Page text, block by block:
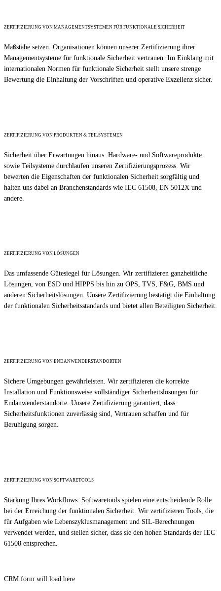
ZERTIFIZIERUNG VON MANAGEMENTSYSTEMEN FÜR FUNKTIONALE SICHERHEIT
Maßstäbe setzen. Organisationen können unserer Zertifizierung ihrer
Managementsysteme für funktionale Sicherheit vertrauen. Im Einklang mit
internationalen Normen für funktionale Sicherheit stellt unsere strenge
Bewertung die Einhaltung der Vorschriften und operative Exzellenz sicher.
ZERTIFIZIERUNG VON PRODUKTEN & TEILSYSTEMEN
Sicherheit über Erwartungen hinaus. Hardware- und Softwareprodukte
sowie Teilsysteme durchlaufen unseren Zertifizierungsprozess. Wir
bewerten die Eigenschaften der funktionalen Sicherheit sorgfältig und
halten uns dabei an Branchenstandards wie IEC 61508, EN 5012X und
andere.
ZERTIFIZIERUNG VON LÖSUNGEN
Das umfassende Gütesiegel für Lösungen. Wir zertifizieren ganzheitliche
Lösungen, von ESD und HIPPS bis hin zu OPS, TVS, F&G, BMS und
anderen Sicherheitslösungen. Unsere Zertifizierung bestätigt die Einhaltung
der funktionalen Sicherheitsstandards und bietet allen Beteiligten Sicherheit.
ZERTIFIZIERUNG VON ENDANWENDERSTANDORTEN
Sichere Umgebungen gewährleisten. Wir zertifizieren die korrekte
Installation und Funktionsweise vollständiger Sicherheitslösungen für
Endanwenderstandorte. Unsere Zertifizierung garantiert, dass
Sicherheitsfunktionen zuverlässig sind, Vertrauen schaffen und für
Beruhigung sorgen.
ZERTIFIZIERUNG VON SOFTWARETOOLS
Stärkung Ihres Workflows. Softwaretools spielen eine entscheidende Rolle
bei der Erreichung der funktionalen Sicherheit. Wir zertifizieren Tools, die
für Aufgaben wie Lebenszyklusmanagement und SIL-Berechnungen
verwendet werden, und stellen sicher, dass sie den hohen Standards der IEC
61508 entsprechen.
CRM form will load here